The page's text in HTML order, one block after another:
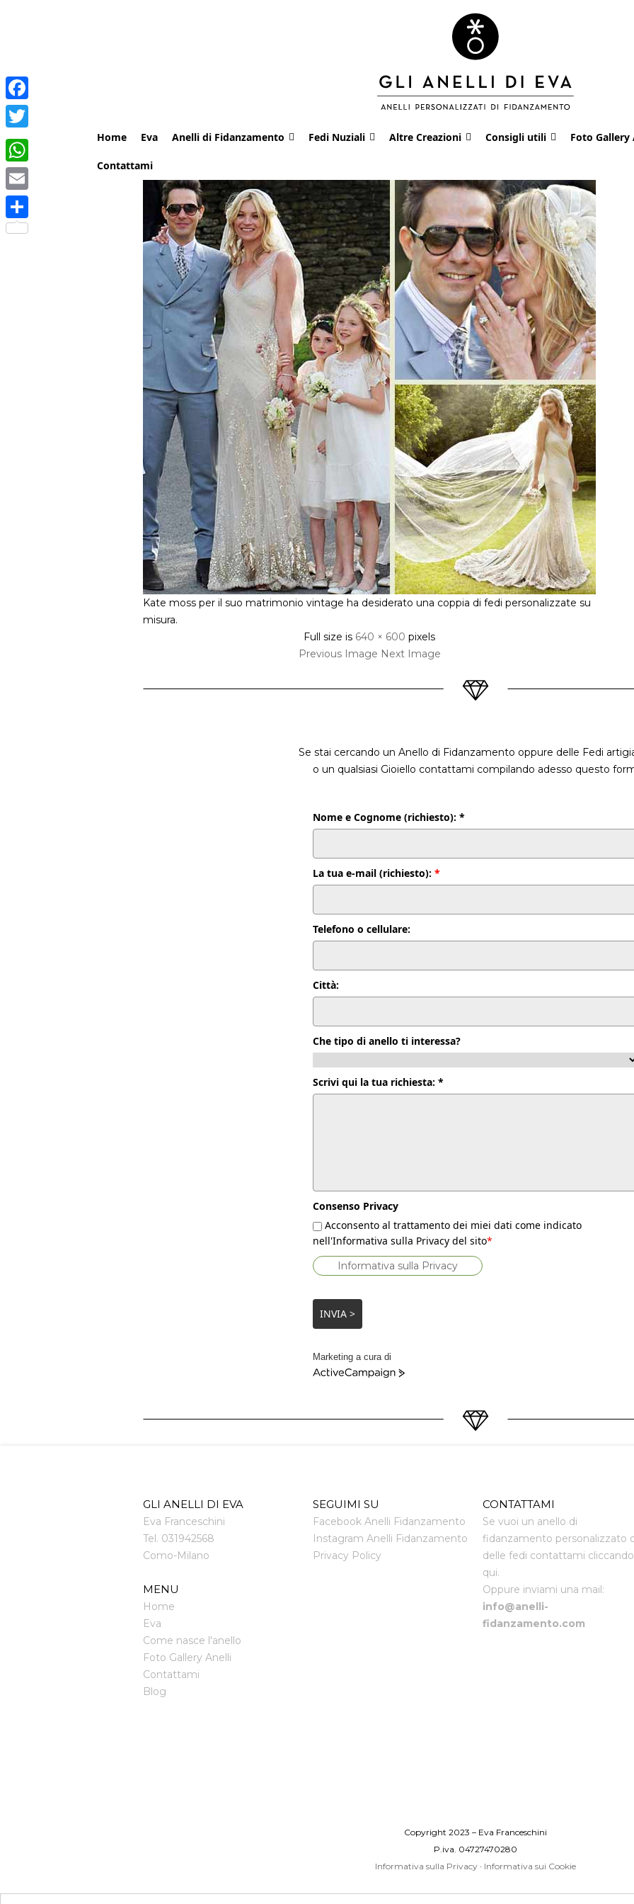
Home Eva Anelli di Fidanzamento Fedi Nuziali Altre Creazioni Consigli utili Foto Gallery
Contattami
Kate moss per il suo matrimonio vintage ha desiderato una coppia di fedi personalizzate su
misura.
Full size is 640 × 600 pixels
Previous Image Next Image
Se stai cercando un Anello di Fidanzamento oppure delle Fedi
o un qualsiasi Gioiello contattami compilando adesso questo
Nome e Cognome (richiesto): *
La tua e-mail (richiesto): *
Telefono o cellulare:
Città:
Che tipo di anello ti interessa?
Scrivi qui la tua richiesta: *
Consenso Privacy
Acconsento al trattamento dei miei dati come indicato
nell'Informativa sulla Privacy del sito*
Informativa sulla Privacy
INVIA >
Marketing a cura di
ActiveCampaign
GLI ANELLI DI EVA
Eva Franceschini
Tel. 031942568
Como-Milano
MENU
Home
Eva
Come nasce l'anello
Foto Gallery Anelli
Contattami
Blog
SEGUIMI SU
Facebook Anelli Fidanzamento
Instagram Anelli Fidanzamento
Privacy Policy
CONTATTAMI
Se vuoi un anello di
fidanzamento personalizzato
delle fedi contattami cliccando
qui.
Oppure inviami una mail:
info@anelli-
fidanzamento.com
Copyright 2023 – Eva Franceschini
P.iva. 04727470280
Informativa sulla Privacy · Informativa sui Cookie
Facebook
Twitter
WhatsApp
Email
Share